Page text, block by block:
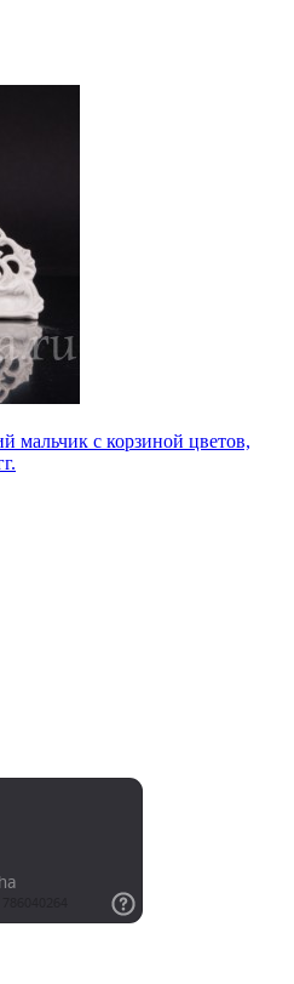
мальчик с корзиной цветов,